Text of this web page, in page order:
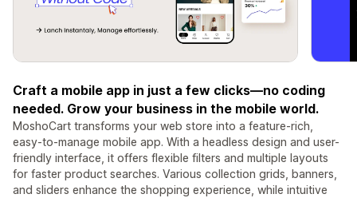
Craft a mobile app in just a few clicks—no coding
needed. Grow your business in the mobile world.
MoshoCart transforms your web store into a feature-rich,
easy-to-manage mobile app. With a headless design and user-
friendly interface, it offers flexible filters and multiple layouts
for faster product searches. Various collection grids, banners,
and sliders enhance the shopping experience, while intuitive